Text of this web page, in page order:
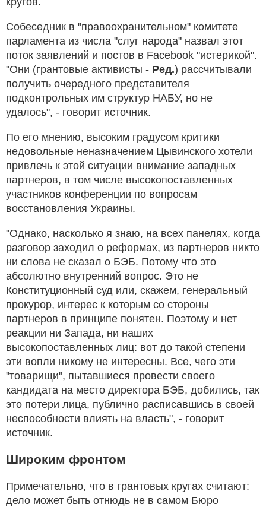
Собеседник в "правоохранительном" комитете
парламента из числа "слуг народа" назвал этот
поток заявлений и постов в Facebook "истерикой".
"Они (грантовые активисты - Ред.) рассчитывали
получить очередного представителя
подконтрольных им структур НАБУ, но не
удалось", - говорит источник.
По его мнению, высоким градусом критики
недовольные неназначением Цывинского хотели
привлечь к этой ситуации внимание западных
партнеров, в том числе высокопоставленных
участников конференции по вопросам
восстановления Украины.
"Однако, насколько я знаю, на всех панелях, когда
разговор заходил о реформах, из партнеров никто
ни слова не сказал о БЭБ. Потому что это
абсолютно внутренний вопрос. Это не
Конституционный суд или, скажем, генеральный
прокурор, интерес к которым со стороны
партнеров в принципе понятен. Поэтому и нет
реакции ни Запада, ни наших
высокопоставленных лиц: вот до такой степени
эти вопли никому не интересны. Все, чего эти
"товарищи", пытавшиеся провести своего
кандидата на место директора БЭБ, добились, так
это потери лица, публично расписавшись в своей
неспособности влиять на власть", - говорит
источник.
Широким фронтом
Примечательно, что в грантовых кругах считают:
дело может быть отнюдь не в самом Бюро